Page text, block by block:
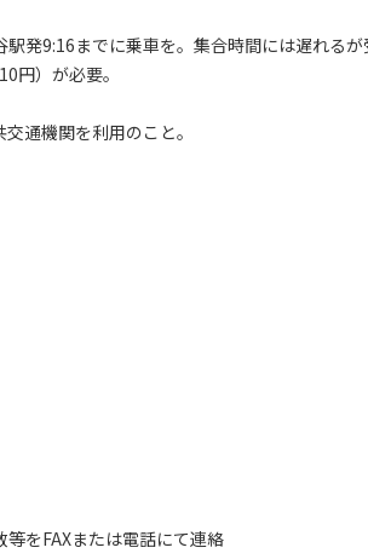
発9:16までに乗車を。集合時間には遅れる
円）が必要。
通機関を利用のこと。
をFAXまたは電話にて連絡